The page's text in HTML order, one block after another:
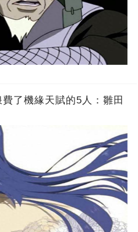
了機緣天賦的5人：雛田